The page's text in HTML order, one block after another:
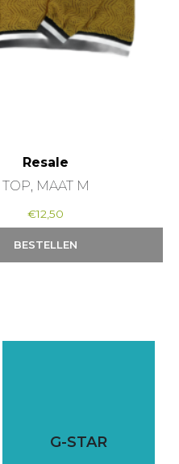
Resale
TOP, MAAT M
€12,50
BESTELLEN
G-STAR